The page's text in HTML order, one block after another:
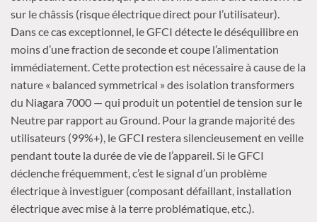
sur le châssis (risque électrique direct pour l’utilisateur).
Dans ce cas exceptionnel, le GFCI détecte le déséquilibre en
moins d’une fraction de seconde et coupe l’alimentation
immédiatement. Cette protection est nécessaire à cause de la
nature « balanced symmetrical » des isolation transformers
du Niagara 7000 — qui produit un potentiel de tension sur le
Neutre par rapport au Ground. Pour la grande majorité des
utilisateurs (99%+), le GFCI restera silencieusement en veille
pendant toute la durée de vie de l’appareil. Si le GFCI
déclenche fréquemment, c’est le signal d’un problème
électrique à investiguer (composant défaillant, installation
électrique avec mise à la terre problématique, etc.).